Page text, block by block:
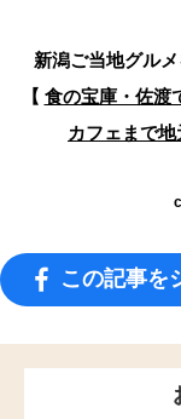
新潟ご当地グル
【 食の宝庫・佐渡
カフェまで地
この記事を